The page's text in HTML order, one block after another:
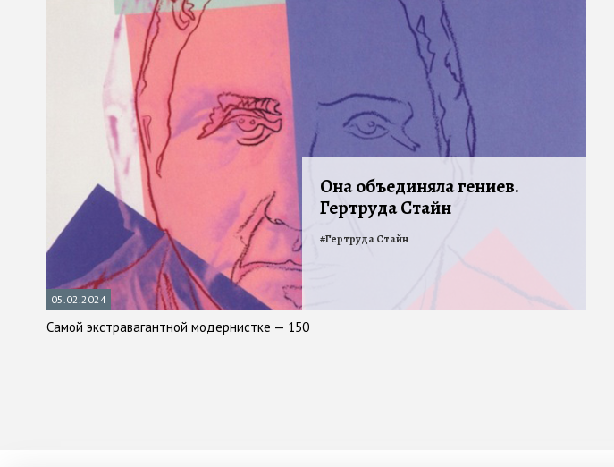
05.02.2024
Она объединяла гениев.
Гертруда Стайн
Самой экстравагантной модернистке — 150
#Гертруда Стайн